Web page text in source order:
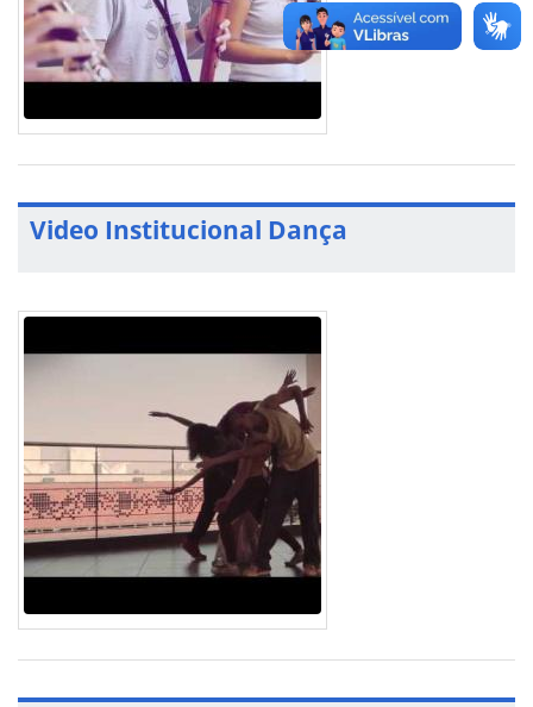
Video Institucional Dança